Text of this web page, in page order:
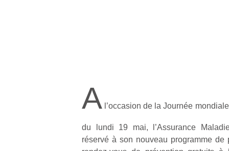
A l’occasion de la Journée
du lundi 19 mai, l’Assurance
réservé à son nouveau programme de